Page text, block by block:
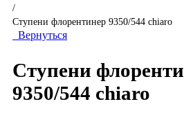
/
Ступени флорентинер 9350/544 chiaro
Вернуться
Ступени
9350/544 chiaro